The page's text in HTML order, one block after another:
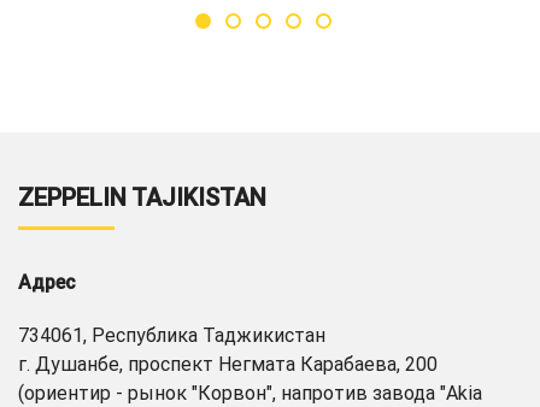
ZEPPELIN TAJIKISTAN
Адрес
734061, Республика Таджикистан
г. Душанбе, проспект Негмата Карабаева, 200
(ориентир - рынок "Корвон", напротив завода "Akia